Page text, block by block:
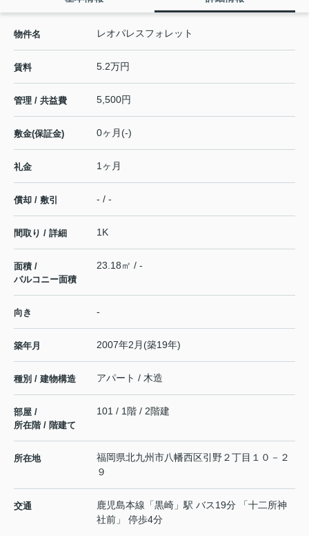
物件名 レオパレスフォレット
賃料 5.2万円
管理 / 共益費 5,500円
敷金(保証金) 0ヶ月(-)
礼金 1ヶ月
償却 / 敷引 - / -
間取り / 詳細 1K
面積 /
バルコニー面積
23.18㎡ / -
向き -
築年月 2007年2月(築19年)
種別 / 建物構造 アパート / 木造
部屋 /
所在階 / 階建て
101 / 1階 / 2階建
所在地 福岡県北九州市八幡西区引野２丁目１０－２
９
交通 鹿児島本線 「黒崎 」駅 バス19分 「十二所神
社前」 停歩4分